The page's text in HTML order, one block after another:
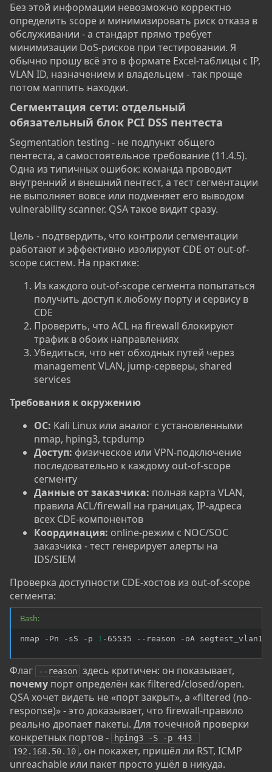
Без этой информации невозможно корректно
определить scope и минимизировать риск отказа в
обслуживании - а стандарт прямо требует
минимизации DoS-рисков при тестировании. Я
обычно прошу всё это в формате Excel-таблицы с IP,
VLAN ID, назначением и владельцем - так проще
потом маппить находки.
Сегментация сети: отдельный
обязательный блок PCI DSS пентеста​
Segmentation testing - не подпункт общего
пентеста, а самостоятельное требование (11.4.5).
Одна из типичных ошибок: команда проводит
внутренний и внешний пентест, а тест сегментации
не выполняет вовсе или подменяет его выводом
vulnerability scanner. QSA такое видит сразу.
Цель - подтвердить, что контроли сегментации
работают и эффективно изолируют CDE от out-of-
scope систем. На практике:
Из каждого out-of-scope сегмента попытаться
получить доступ к любому порту и сервису в
CDE
Проверить, что ACL на firewall блокируют
трафик в обоих направлениях
Убедиться, что нет обходных путей через
management VLAN, jump-серверы, shared
services
Требования к окружению​
ОС: Kali Linux или аналог с установленными
nmap, hping3, tcpdump
Доступ: физическое или VPN-подключение
последовательно к каждому out-of-scope
сегменту
Данные от заказчика: полная карта VLAN,
правила ACL/firewall на границах, IP-адреса
всех CDE-компонентов
Координация: online-режим с NOC/SOC
заказчика - тест генерирует алерты на
IDS/SIEM
Проверка доступности CDE-хостов из out-of-scope
сегмента:
Bash:
nmap -Pn -sS -p 1 -65535 --reason -oA
Флаг --reason здесь критичен: он показывает,
почему порт определён как filtered/closed/open.
QSA хочет видеть не «порт закрыт», а «filtered (no-
response)» - это доказывает, что firewall-правило
реально дропает пакеты. Для точечной проверки
конкретных портов -
hping3 -S -p 443
192.168.50.10 , он покажет, пришёл ли RST, ICMP
unreachable или пакет просто ушёл в никуда.